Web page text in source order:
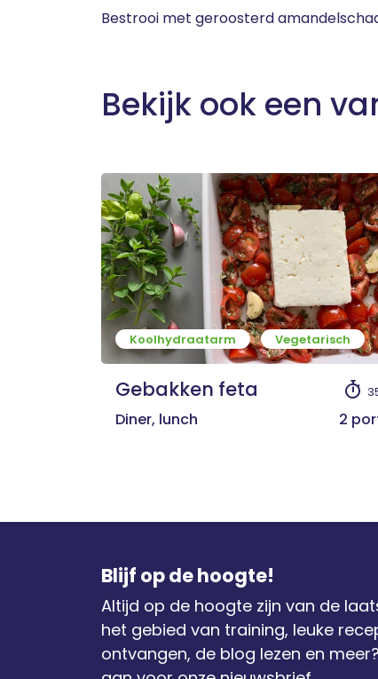
Bestrooi met geroosterd
Bekijk ook een
Koolhydraatarm Vegetarisch
Gebakken feta
Diner, lunch 2
Blijf op de hoogte!
Altijd op de hoogte zijn van de
het gebied van training, leuke
ontvangen, de blog lezen en